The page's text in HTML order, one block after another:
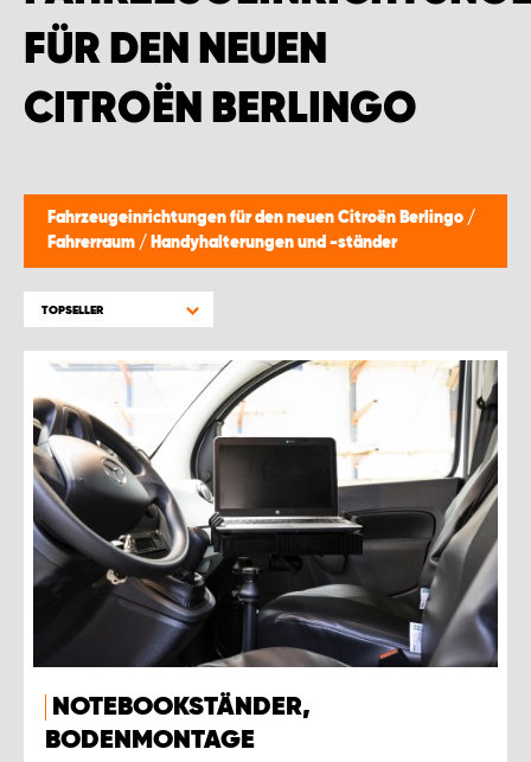
FÜR DEN NEUEN
CITROËN BERLINGO
Fahrzeugeinrichtungen für den neuen Citroën Berlingo /
Fahrerraum / Handyhalterungen und -ständer
TOPSELLER
NOTEBOOKSTÄNDER,
BODENMONTAGE
WORK SYSTEM WORK SYSTEM BRÜGGE